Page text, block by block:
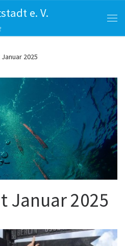
e. V.
2025
Januar 2025